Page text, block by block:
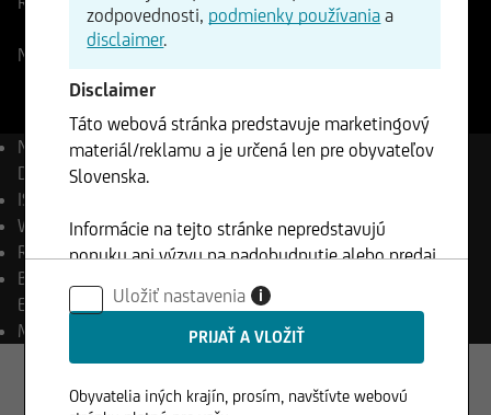
-1,72%-8,30
NASDAQ 07.08.2026
Názov
Advanced Micro
Devices Inc.
ISIN
WKN
863186
Reuters AMD.OQ
Bloomberg
Equity
Mena
zodpovednosti, podmienky používania a
disclaimer.
Disclaimer
Táto webová stránka predstavuje marketingový
materiál/reklamu a je určená len pre obyvateľov
Slovenska.
Informácie na tejto stránke nepredstavujú
ponuku ani výzvu na nadobudnutie alebo predaj
akýchkoľvek cenných papierov a nesmú byť
klientom použité v žiadnej jurisdikcií, kde je
takéto použitie zakázané.
Uložiť nastavenia i
Obyvatelia iných krajín, prosím, navštívte webovú